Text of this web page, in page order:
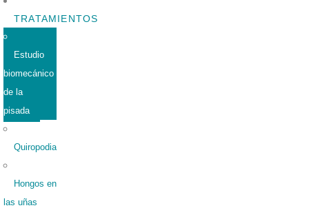
TRATAMIENTOS
Estudio
biomecánico
de la
pisada
Quiropodia
Hongos en
las uñas